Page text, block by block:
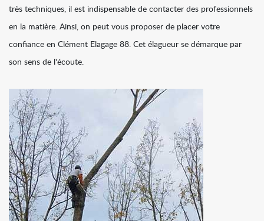
très techniques, il est indispensable de contacter des professionnels
en la matière. Ainsi, on peut vous proposer de placer votre
confiance en Clément Elagage 88. Cet élagueur se démarque par
son sens de l'écoute.